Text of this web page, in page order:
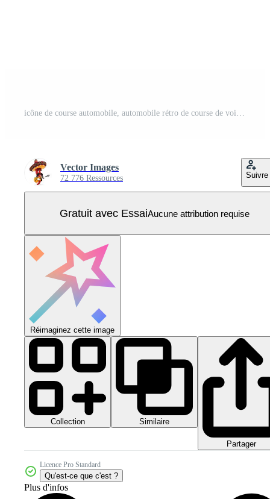
icône de course automobile, automobile rétro de course de voitures de sport Vecteur Pro
Vector Images
72 776 Ressources Suivre
Gratuit avec EssaiAucune attribution requise
Réimaginez cette image
Collection Similaire
Partager
Licence Pro Standard
Qu'est-ce que c'est ?
Plus d'infos